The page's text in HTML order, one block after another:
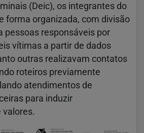
(Deic), os integrantes do
forma organizada, com divisão
pessoas responsáveis por
vítimas a partir de dados
outras realizavam contatos
roteiros previamente
atendimentos de
para induzir
valores.